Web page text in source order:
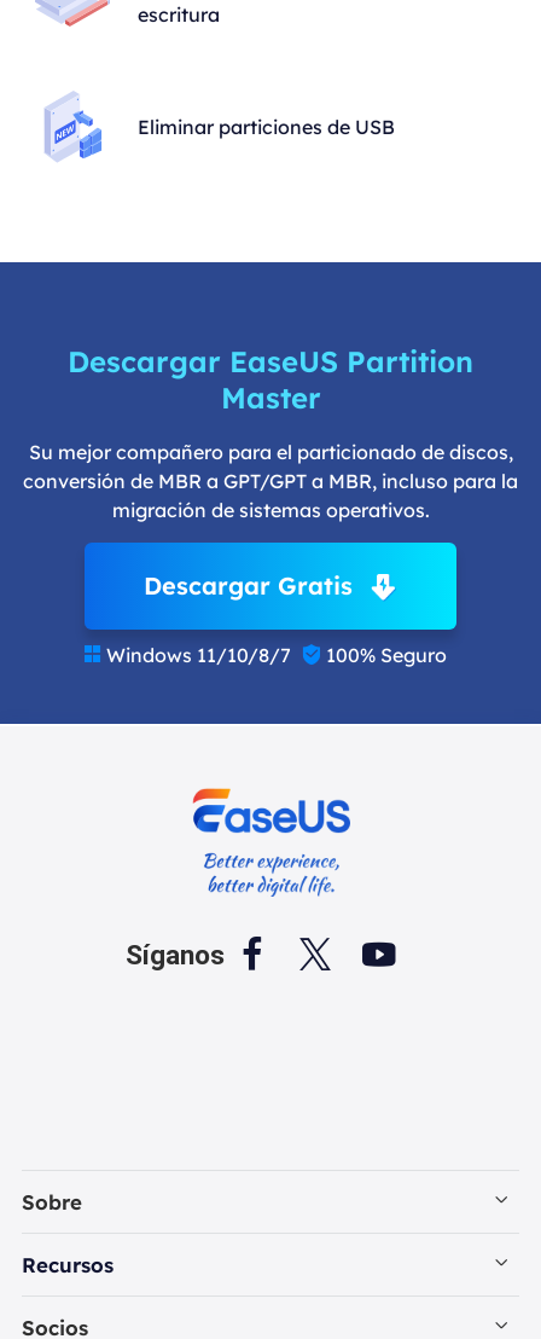
escritura
Eliminar particiones de USB
Descargar EaseUS Partition
Master
Su mejor compañero para el particionado de discos,
conversión de MBR a GPT/GPT a MBR, incluso para la
migración de sistemas operativos.
Descargar Gratis
 Windows 11/10/8/7  100% Seguro
Síganos   
Sobre
Empresa
Recursos
Recuperación de Datos PC
Socios